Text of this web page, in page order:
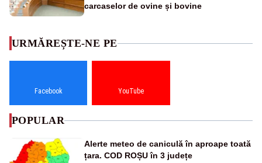
carcaselor de ovine și bovine
URMĂREȘTE-NE PE
Facebook YouTube
POPULAR
Alerte meteo de caniculă în aproape toată
țara. COD ROȘU în 3 județe